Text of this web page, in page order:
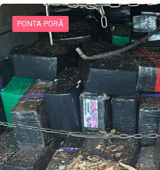
PONTA PORÃ